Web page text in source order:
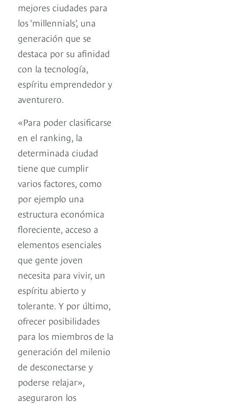
mejores ciudades para
los ‘millennials’, una
generación que se
destaca por su afinidad
con la tecnología,
espíritu emprendedor y
aventurero.
«Para poder clasificarse
en el ranking, la
determinada ciudad
tiene que cumplir
varios factores, como
por ejemplo una
estructura económica
floreciente, acceso a
elementos esenciales
que gente joven
necesita para vivir, un
espíritu abierto y
tolerante. Y por último,
ofrecer posibilidades
para los miembros de la
generación del milenio
de desconectarse y
poderse relajar»,
aseguraron los